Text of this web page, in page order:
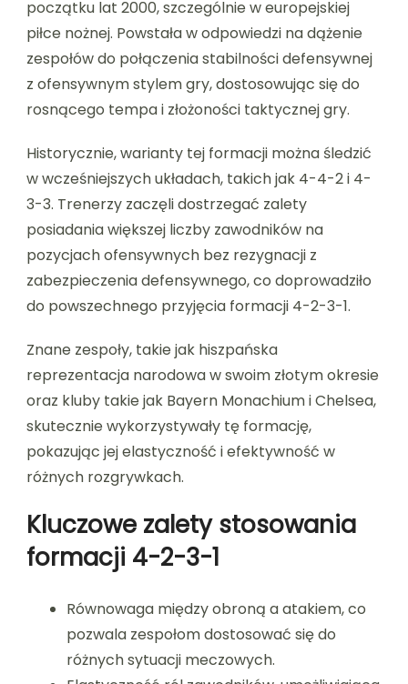
początku lat 2000, szczególnie w europejskiej
piłce nożnej. Powstała w odpowiedzi na dążenie
zespołów do połączenia stabilności defensywnej
z ofensywnym stylem gry, dostosowując się do
rosnącego tempa i złożoności taktycznej gry.
Historycznie, warianty tej formacji można śledzić
w wcześniejszych układach, takich jak 4-4-2 i 4-
3-3. Trenerzy zaczęli dostrzegać zalety
posiadania większej liczby zawodników na
pozycjach ofensywnych bez rezygnacji z
zabezpieczenia defensywnego, co doprowadziło
do powszechnego przyjęcia formacji 4-2-3-1.
Znane zespoły, takie jak hiszpańska
reprezentacja narodowa w swoim złotym okresie
oraz kluby takie jak Bayern Monachium i Chelsea,
skutecznie wykorzystywały tę formację,
pokazując jej elastyczność i efektywność w
różnych rozgrywkach.
Kluczowe zalety stosowania
formacji 4-2-3-1
Równowaga między obroną a atakiem, co
pozwala zespołom dostosować się do
różnych sytuacji meczowych.